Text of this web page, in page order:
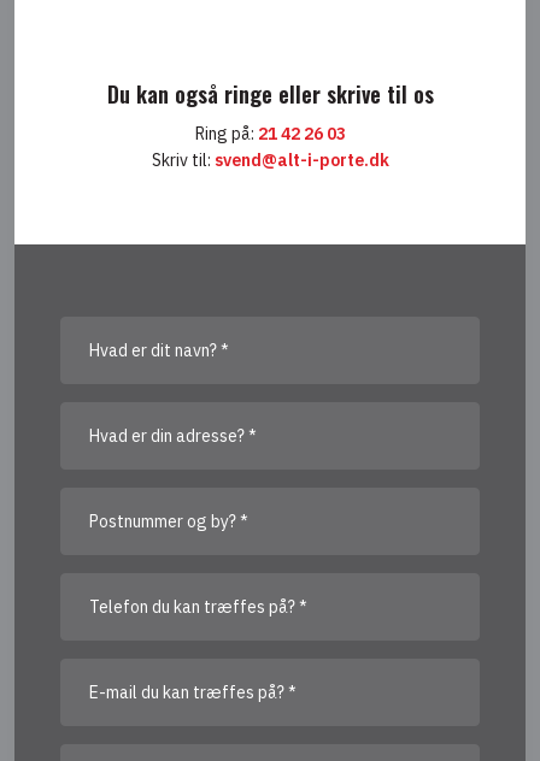
Du kan også ringe eller skrive til os
Ring på: 21 42 26 03
Skriv til: svend@alt-i-porte.dk